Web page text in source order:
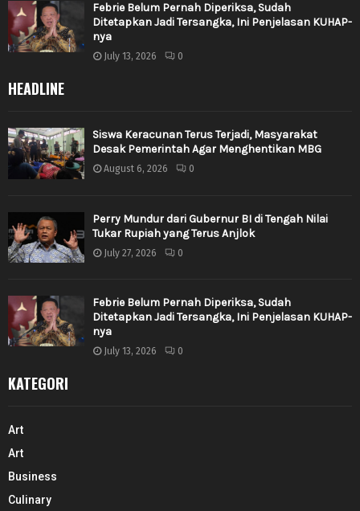
Febrie Belum Pernah Diperiksa, Sudah
Ditetapkan Jadi Tersangka, Ini Penjelasan KUHAP-
nya
July 13, 2026 0
HEADLINE
Siswa Keracunan Terus Terjadi, Masyarakat
Desak Pemerintah Agar Menghentikan MBG
August 6, 2026 0
Perry Mundur dari Gubernur BI di Tengah Nilai
Tukar Rupiah yang Terus Anjlok
July 27, 2026 0
Febrie Belum Pernah Diperiksa, Sudah
Ditetapkan Jadi Tersangka, Ini Penjelasan KUHAP-
nya
July 13, 2026 0
KATEGORI
Art
Art
Business
Culinary